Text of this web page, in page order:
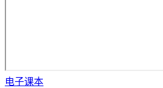
电子课本